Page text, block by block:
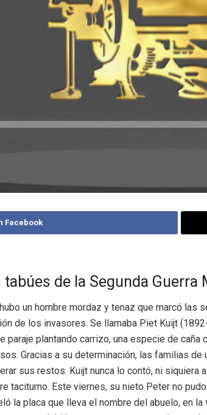
Facebook
tabúes de la Segunda Guerra
un hombre mordaz y tenaz que marcó las
de los invasores. Se llamaba Piet Kuijt
paraje plantando carrizo, una especie de
Gracias a su determinación, las familias
sus restos. Kuijt nunca lo contó, ni siquiera
taciturno. Este viernes, su nieto Peter no
la placa que lleva el nombre del abuelo, en